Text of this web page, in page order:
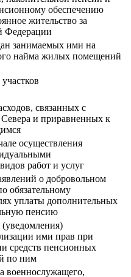
обеспечению
жительство за
Федерации
занимаемых ими на
найма жилых помещений
связанных с
и приравненных к
осуществления
работ и услуг
о добровольном
обязательному
уплаты дополнительных
пенсию
ими прав при
средств пенсионных
по ним
военнослужащего,